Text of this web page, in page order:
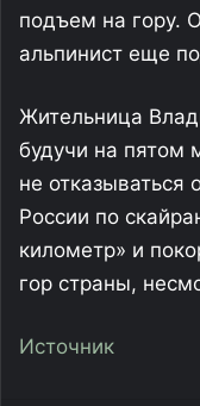
подъем на гору.
альпинист еще
Жительница
будучи на пятом
не отказываться
России по
километр» и
гор страны,
Источник